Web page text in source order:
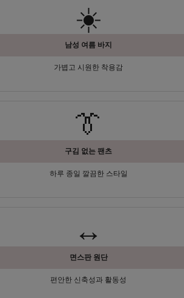
☀️
남성 여름 바지
가볍고 시원한 착용감
👔
구김 없는 팬츠
하루 종일 깔끔한 스타일
↔️
면스판 원단
편안한 신축성과 활동성